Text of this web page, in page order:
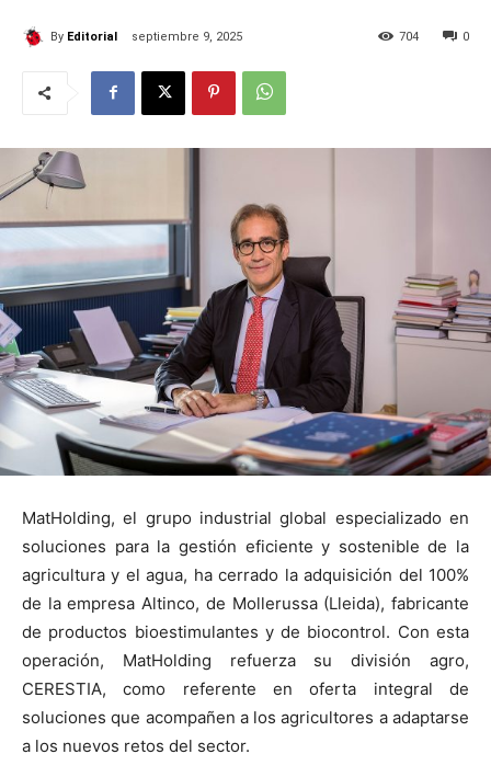
By Editorial septiembre 9, 2025 0
704
MatHolding, el grupo industrial global especializado en
soluciones para la gestión eficiente y sostenible de la
agricultura y el agua, ha cerrado la adquisición del 100%
de la empresa Altinco, de Mollerussa (Lleida), fabricante
de productos bioestimulantes y de biocontrol. Con esta
operación, MatHolding refuerza su división agro,
CERESTIA, como referente en oferta integral de
soluciones que acompañen a los agricultores a adaptarse
a los nuevos retos del sector.